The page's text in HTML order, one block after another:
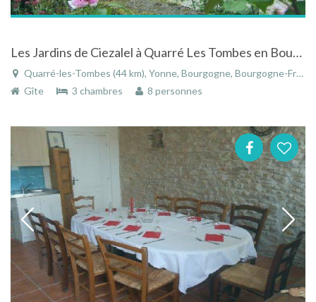
Les Jardins de Ciezalel à Quarré Les Tombes en Bourgogne vacances avec chiens.
Quarré-les-Tombes (44 km), Yonne, Bourgogne, Bourgogne-Franche-Comté, France
Gîte
3 chambres 8 personnes